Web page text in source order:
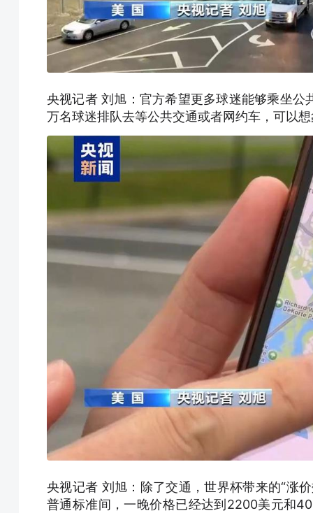
央视记者 刘旭：官方希望更多球迷能够乘坐
万名球迷排队去等公共交通或者网约车，可以
央视记者 刘旭：除了交通，世界杯带来的“涨
普通标准间，一晚价格已经达到2200美元和